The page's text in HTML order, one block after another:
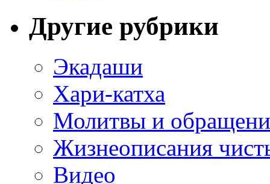
Другие рубрики
Экадаши
Хари-катха
Молитвы и
Жизнеописания
Видео